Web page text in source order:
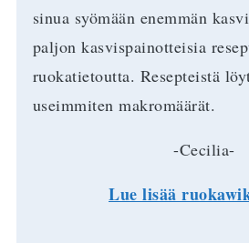
sinua syömään enemmän
paljon kasvispainotteisia
ruokatietoutta. Resepteistä
useimmiten makromäärät.
-Cecilia-
Lue lisää